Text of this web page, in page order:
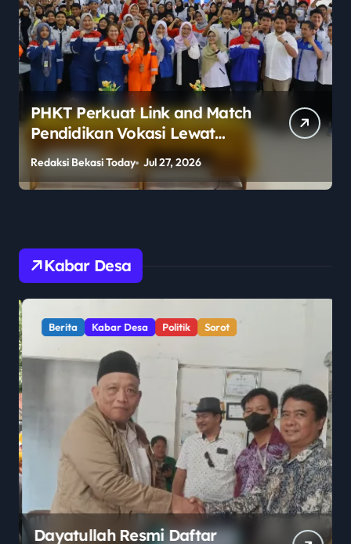
PHKT Perkuat Link and Match
Pendidikan Vokasi Lewat
Program Guru Tamu di SMKN
2 Penajam Paser Utara
Redaksi Bekasi Today Jul 27, 2026
Kabar Desa
Berita Kabar Desa Politik Sorot
Dayatullah Resmi Daftar